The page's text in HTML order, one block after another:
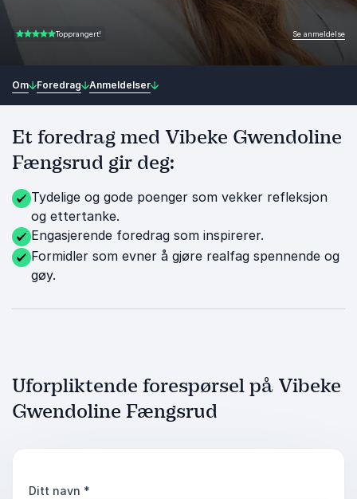
5.00 av 5 Topprangert! Se anmeldelse
Om Foredrag Anmeldelser
Et foredrag med Vibeke Gwendoline
Fængsrud gir deg:
Tydelige og gode poenger som vekker refleksjon
og ettertanke.
Engasjerende foredrag som inspirerer.
Formidler som evner å gjøre realfag spennende og
gøy.
Uforpliktende forespørsel på Vibeke
Gwendoline Fængsrud
Ditt navn *